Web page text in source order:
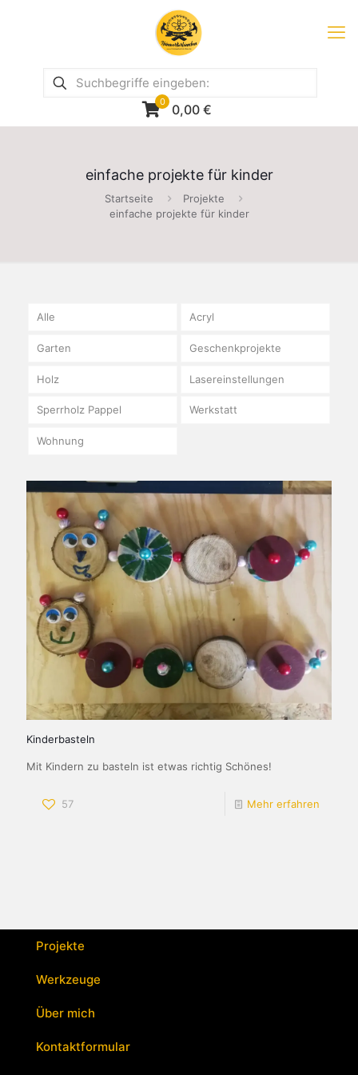
0 0,00 €
einfache projekte für kinder
Startseite
Projekte
einfache projekte für kinder
Alle Acryl
Garten Geschenkprojekte
Holz Lasereinstellungen
Sperrholz Pappel Werkstatt
Wohnung
Kinderbasteln
Mit Kindern zu basteln ist etwas richtig Schönes!
57 Mehr erfahren
Projekte
Werkzeuge
Über mich
Kontaktformular